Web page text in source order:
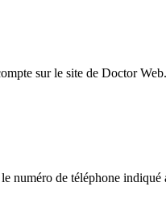
sur le site de Doctor
numéro de téléphone indiqué